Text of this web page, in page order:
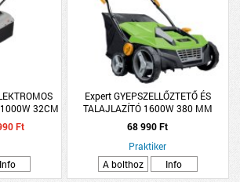
32CM
Ft
Info
Expert GYEPSZELLŐZTETŐ ÉS
TALAJLAZÍTÓ 1600W 380 MM
68 990 Ft
Praktiker
A bolthoz
Info